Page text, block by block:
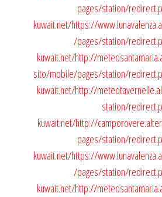
pages/station/
kuwait.net/https://
/pages/station/
kuwait.net/http://
sito/mobile/pages/station/
kuwait.net/http://
station/
kuwait.net/http://
pages/station/
kuwait.net/https://
/pages/station/
kuwait.net/http://